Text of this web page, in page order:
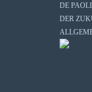
DE
DER